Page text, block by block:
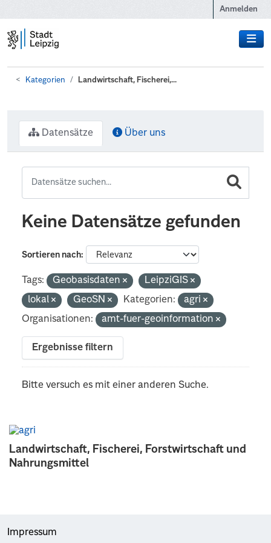
Anmelden
Kategorien Landwirtschaft, Fischerei,...
Landwirtschaft, Fischerei, Forstwirtschaft und
Nahrungsmittel
Datensätze Über uns
Keine Datensätze gefunden
Sortieren nach
Tags: Geobasisdaten
LeipziGIS
lokal
GeoSN Kategorien:
agri
Organisationen:
amt-fuer-geoinformation
Ergebnisse filtern
Bitte versuch es mit einer anderen Suche.
Impressum